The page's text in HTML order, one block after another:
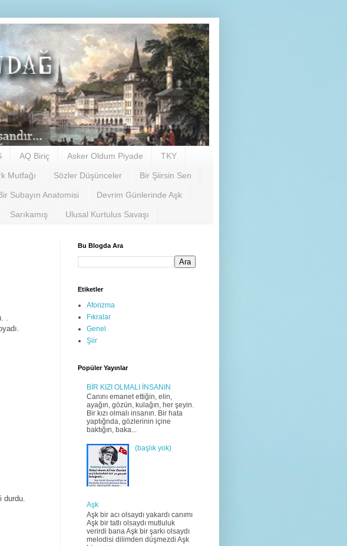
AQ Biriç Asker Oldum Piyade TKY
Mutfağı Sözler Düşünceler Bir Şiirsin Sen
Subayın Anatomisi Devrim Günlerinde Aşk
Sarıkamış Ulusal Kurtulus Savaşı
.
durdu.
Bu Blogda Ara
Etiketler
Aforizma
Fıkralar
Genel
Şiir
Popüler Yayınlar
BİR KIZI OLMALI İNSANIN
Canını emanet ettiğin, elin,
ayağın, gözün, kulağın, her şeyin.
Bir kızı olmalı insanın. Bir hata
yaptığnda, gözlerinin içine
baktığın, baka...
(başlık yok)
Aşk
Aşk bir acı olsaydı yakardı canımı
Aşk bir tatlı olsaydı mutluluk
verirdi bana Aşk bir şarkı olsaydı
melodisi dilimden düşmezdi Aşk